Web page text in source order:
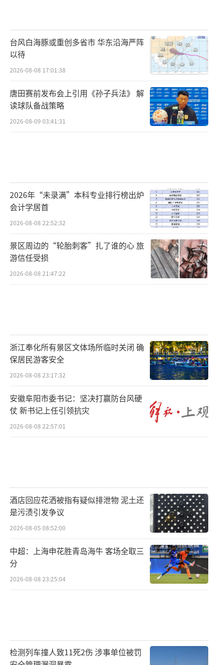
台风白海豚或重创多省市 华东沿海严阵
以待
2026-08-08 17:01:38
唐田赛前发布会上引用《孙子兵法》 解
读球队备战策略
2026-08-09 03:41:31
2026年“未录满”本科专业排行榜出炉
会计学居首
2026-08-08 22:52:32
景区周边的“轮胎刺客”扎了谁的心 旅
游信任受损
2026-08-08 21:47:22
浙江奉化所有景区文体场所临时关闭 确
保居民游客安全
2026-08-08 23:17:32
安徽阜阳市委书记：坚决打赢防台风硬
仗 新书记上任引领抗灾
2026-08-08 22:57:01
酒店回应花洒被指有疑似排泄物 泥土还
是污渍引发争议
2026-08-05 08:52:00
中超：上海申花胜青岛海牛 客场全取三
分
2026-08-08 23:25:04
检测列车撞人致11死2伤 涉事单位被罚